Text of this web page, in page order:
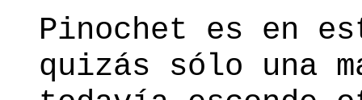
Pinochet es en
quizás sólo una